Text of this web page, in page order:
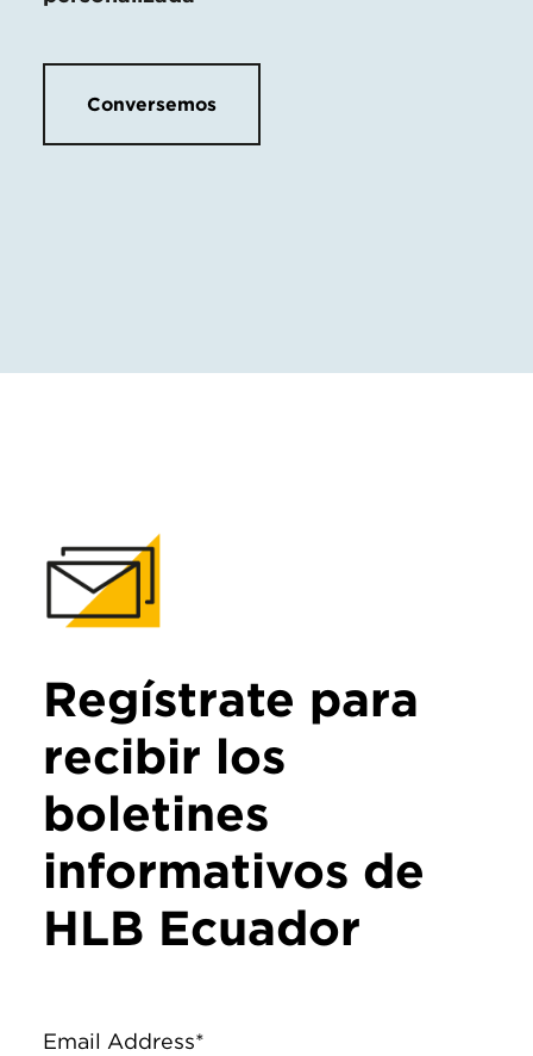
Conversemos
Regístrate para
recibir los
boletines
informativos de
HLB Ecuador
Email Address*